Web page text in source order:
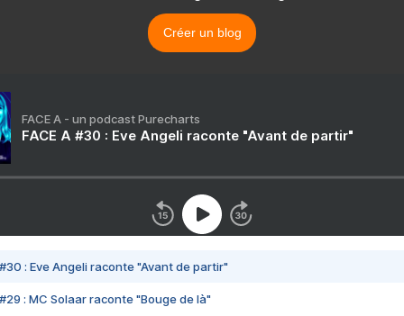
Créer un blog
FACE A - un podcast Purecharts
FACE A #30 : Eve Angeli raconte "Avant de partir"
#30 : Eve Angeli raconte "Avant de partir"
#29 : MC Solaar raconte "Bouge de là"